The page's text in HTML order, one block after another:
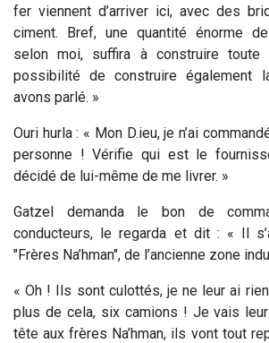
fer viennent d’arriver ici, avec des
ciment. Bref, une quantité énorme
selon moi, suffira à construire
possibilité de construire également
avons parlé. »
Ouri hurla : « Mon D.ieu, je n’ai
personne ! Vérifie qui est le
décidé de lui-même de me livrer. »
Gatzel demanda le bon de
conducteurs, le regarda et dit : « Il
"Frères Na’hman", de l’ancienne zone
« Oh ! Ils sont culottés, je ne leur ai
plus de cela, six camions ! Je vais
tête aux frères Na’hman, ils vont tout